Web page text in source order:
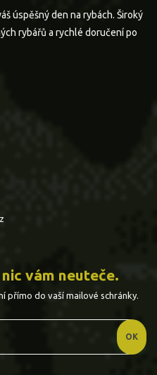
úspěšný den na rybách. Široký
rybářů a rychlé doručení po
vám neuteče.
přímo do vaší mailové schránky.